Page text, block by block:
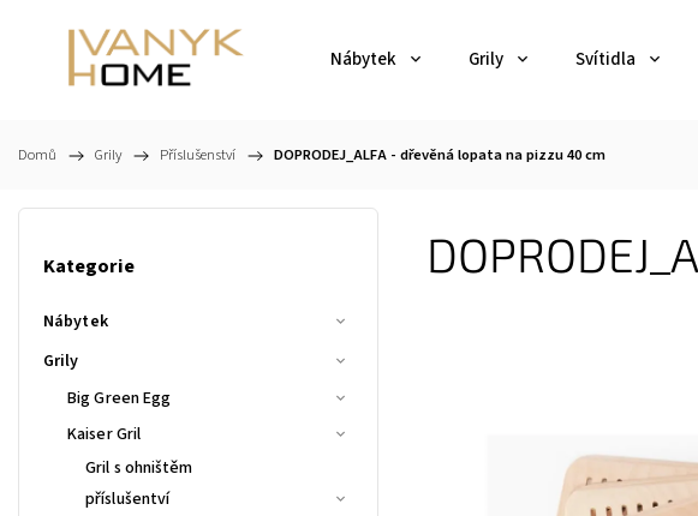
Nábytek Grily Svítidla
Domů / Grily / Příslušenství / DOPRODEJ_ALFA - dřevěná lopata na pizzu 40 cm
Kategorie
Nábytek
Grily
Big Green Egg
Kaiser Gril
Gril s ohništěm
příslušentví